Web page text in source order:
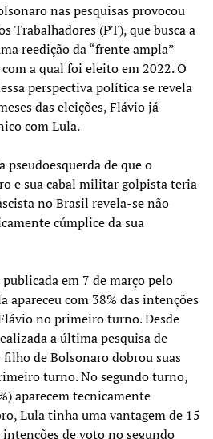
nas pesquisas provocou
Trabalhadores (PT), que busca a
reedição da “frente ampla”
a qual foi eleito em 2022. O
perspectiva política se revela
das eleições, Flávio já
com Lula.
pseudoesquerda de que o
e sua cabal militar golpista teria
no Brasil revela-se não
cúmplice da sua
em 7 de março pelo
com 38% das intenções
no primeiro turno. Desde
a última pesquisa de
de Bolsonaro dobrou suas
turno. No segundo turno,
aparecem tecnicamente
Lula tinha uma vantagem de 15
de voto no segundo